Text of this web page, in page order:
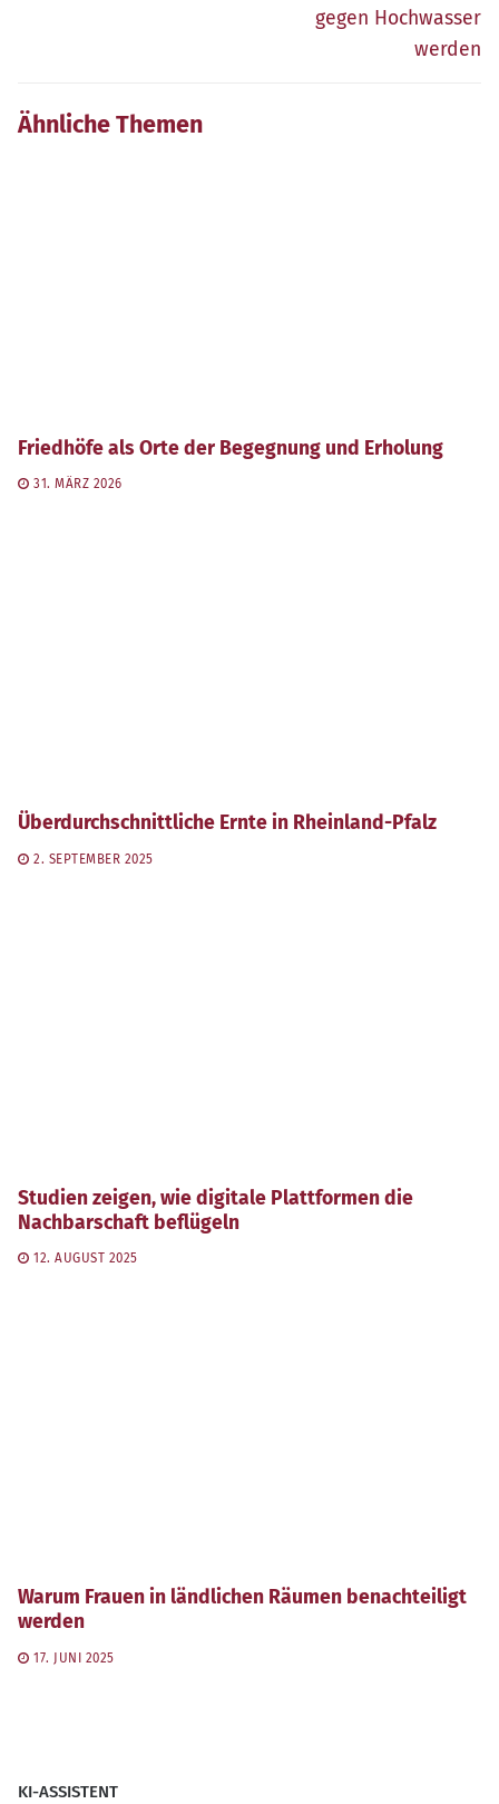
gegen Hochwasser
werden
Ähnliche Themen
Friedhöfe als Orte der Begegnung und Erholung
31. MÄRZ 2026
Überdurchschnittliche Ernte in Rheinland-Pfalz
2. SEPTEMBER 2025
Studien zeigen, wie digitale Plattformen die
Nachbarschaft beflügeln
12. AUGUST 2025
Warum Frauen in ländlichen Räumen benachteiligt
werden
17. JUNI 2025
KI-ASSISTENT